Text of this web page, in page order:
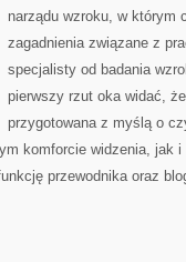
narządu wzroku, w którym
zagadnienia związane z
specjalisty od badania
pierwszy rzut oka widać,
przygotowana z myślą o
komforcie widzenia, jak i
przewodnika oraz